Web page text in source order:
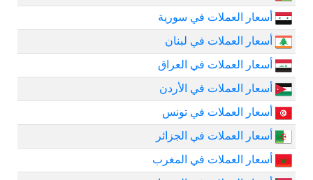
أسعار العملات في سورية
أسعار العملات في لبنان
أسعار العملات في العراق
أسعار العملات في الأردن
أسعار العملات في تونس
أسعار العملات في الجزائر
أسعار العملات في المغرب